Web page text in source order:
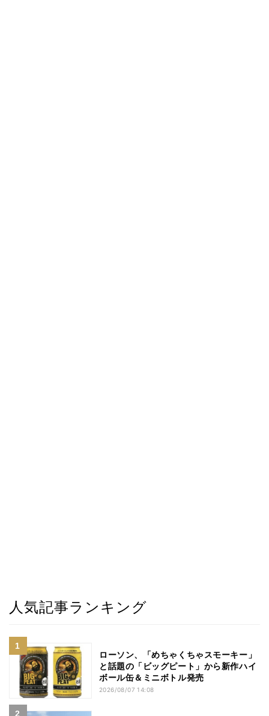
人気記事ランキング
ローソン、「めちゃくちゃスモーキー」
と話題の「ビッグピート」から新作ハイ
ボール缶＆ミニボトル発売
2026/08/07 14:08